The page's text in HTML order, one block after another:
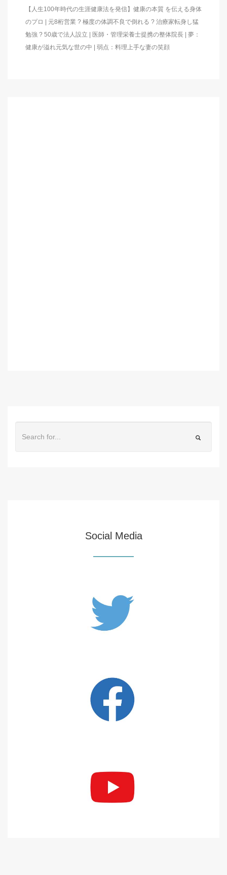
【人生100年時代の生涯健康法を発信】健康の本質 を伝える身体
のプロ | 元8桁営業 ? 極度の体調不良で倒れる ? 治療家転身し猛
勉強 ? 50歳で法人設立 | 医師・管理栄養士提携の整体院長 | 夢：
健康が溢れ元気な世の中 | 弱点：料理上手な妻の笑顔
Social Media